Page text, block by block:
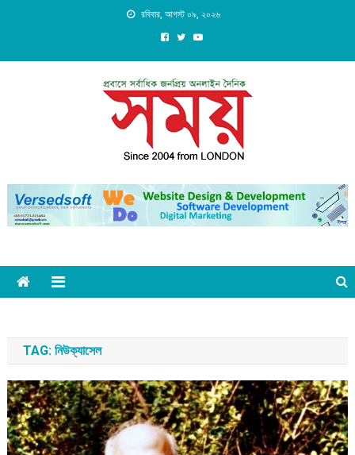
রবিবার, আগস্ট ০৯, ২০২৬
Daily Shomoy, Since 2004
from LONDON
TAG: নিউক্যাসেল